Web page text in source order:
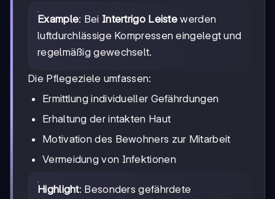
Example: Bei Intertrigo Leiste werden
luftdurchlässige Kompressen eingelegt und
regelmäßig gewechselt.
Die Pflegeziele umfassen:
Ermittlung individueller Gefährdungen
Erhaltung der intakten Haut
Motivation des Bewohners zur Mitarbeit
Vermeidung von Infektionen
Highlight: Besonders gefährdete